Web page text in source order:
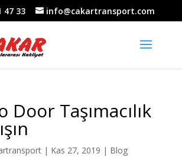
47 33 info@cakartransport.com
Door Taşımacılık
| Kas 27, 2019 | Blog